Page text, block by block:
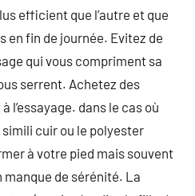
efficient que l’autre et que
en fin de journée. Evitez de
qui vous compriment sa
serrent. Achetez des
l’essayage. dans le cas où
cuir ou le polyester
à votre pied mais souvent
manque de sérénité. La